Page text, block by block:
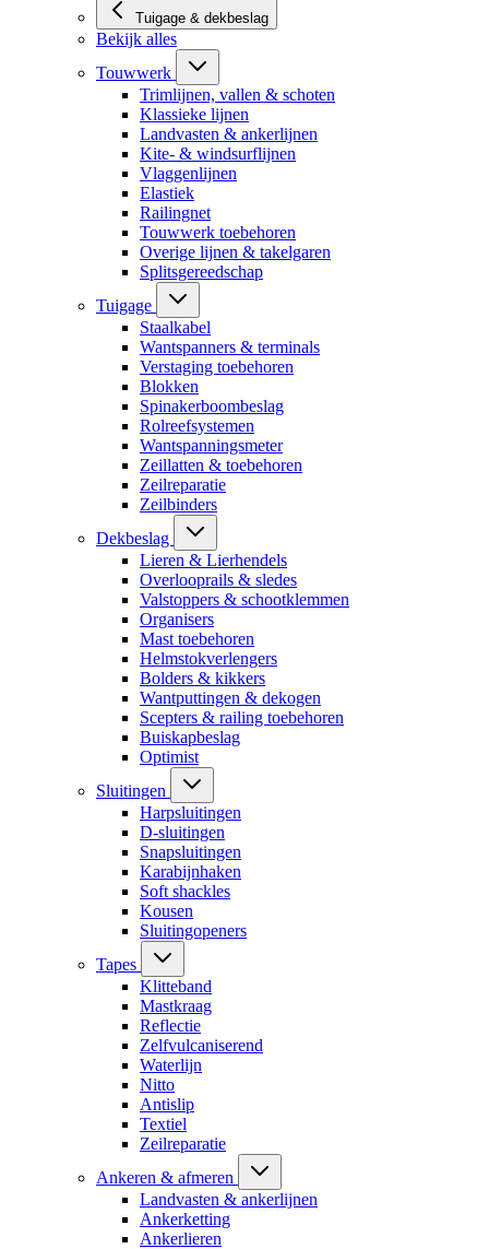
Tuigage & dekbeslag
Bekijk alles
Touwwerk
Trimlijnen, vallen & schoten
Klassieke lijnen
Landvasten & ankerlijnen
Kite- & windsurflijnen
Vlaggenlijnen
Elastiek
Railingnet
Touwwerk toebehoren
Overige lijnen & takelgaren
Splitsgereedschap
Tuigage
Staalkabel
Wantspanners & terminals
Verstaging toebehoren
Blokken
Spinakerboombeslag
Rolreefsystemen
Wantspanningsmeter
Zeillatten & toebehoren
Zeilreparatie
Zeilbinders
Dekbeslag
Lieren & Lierhendels
Overlooprails & sledes
Valstoppers & schootklemmen
Organisers
Mast toebehoren
Helmstokverlengers
Bolders & kikkers
Wantputtingen & dekogen
Scepters & railing toebehoren
Buiskapbeslag
Optimist
Sluitingen
Harpsluitingen
D-sluitingen
Snapsluitingen
Karabijnhaken
Soft shackles
Kousen
Sluitingopeners
Tapes
Klitteband
Mastkraag
Reflectie
Zelfvulcaniserend
Waterlijn
Nitto
Antislip
Textiel
Zeilreparatie
Ankeren & afmeren
Landvasten & ankerlijnen
Ankerketting
Ankerlieren